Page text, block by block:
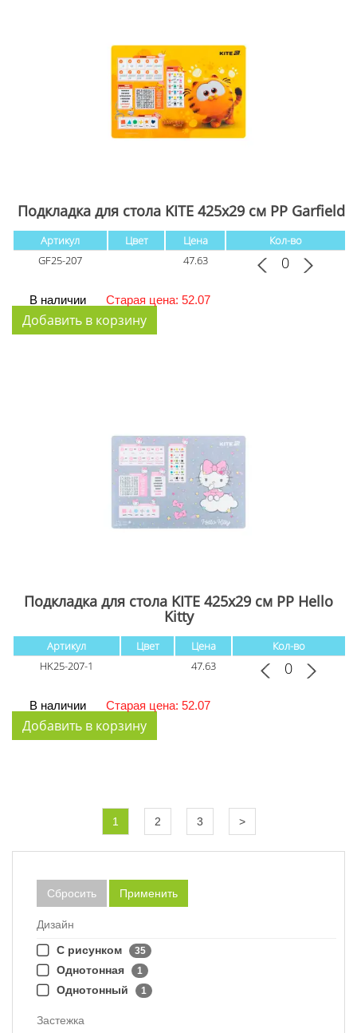
Подкладка для стола KITE 425x29 см PP Garfield
Артикул Цвет Цена
Кол-во
GF25-207
47.63
В наличии Старая цена: 52.07
Подкладка для стола KITE 425x29 см PP Hello
Kitty
Артикул Цвет Цена
Кол-во
HK25-207-1
47.63
В наличии Старая цена: 52.07
1 2 3 >
Сбросить Применить
Дизайн
С рисунком
35
Однотонная 1
Однотонный 1
Застежка